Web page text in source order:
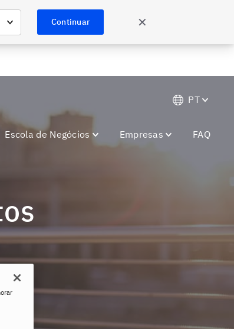
Continuar ✕
PT
Escola de Negócios Empresas FAQ